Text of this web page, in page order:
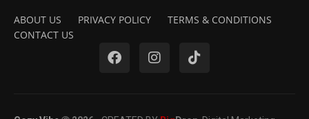
ABOUT US PRIVACY POLICY
TERMS & CONDITIONS
CONTACT US